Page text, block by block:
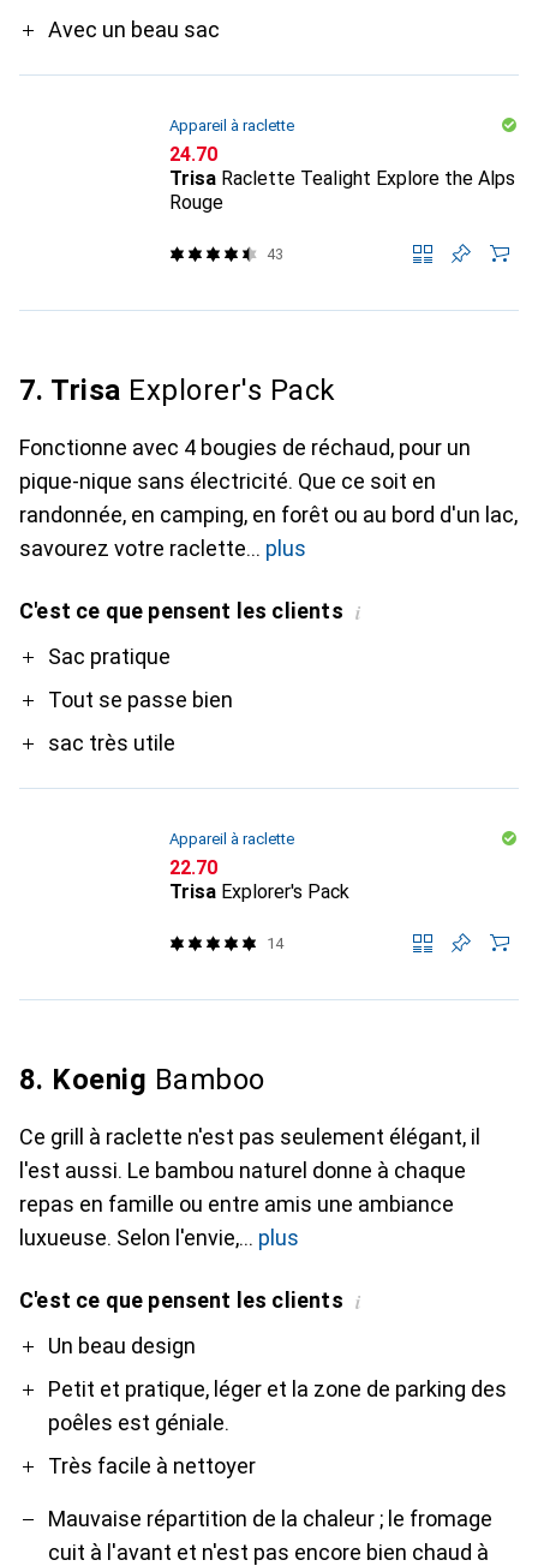
Avec un beau sac
Appareil à raclette
CHF
24.70
Trisa Raclette Tealight Explore the Alps
Rouge
43
7. Trisa Explorer's Pack
Fonctionne avec 4 bougies de réchaud, pour un
pique-nique sans électricité. Que ce soit en
randonnée, en camping, en forêt ou au bord d'un lac,
savourez votre raclette
plus
C'est ce que pensent les clients i
ProSac pratique
Tout se passe bien
sac très utile
Appareil à raclette
CHF
22.70
Trisa Explorer's Pack
14
8. Koenig Bamboo
Ce grill à raclette n'est pas seulement élégant, il
l'est aussi. Le bambou naturel donne à chaque
repas en famille ou entre amis une ambiance
luxueuse. Selon l'envie,
plus
C'est ce que pensent les clients i
ProUn beau design
Petit et pratique, léger et la zone de parking des
poêles est géniale.
Très facile à nettoyer
Contre
Mauvaise répartition de la chaleur ; le fromage
cuit à l'avant et n'est pas encore bien chaud à